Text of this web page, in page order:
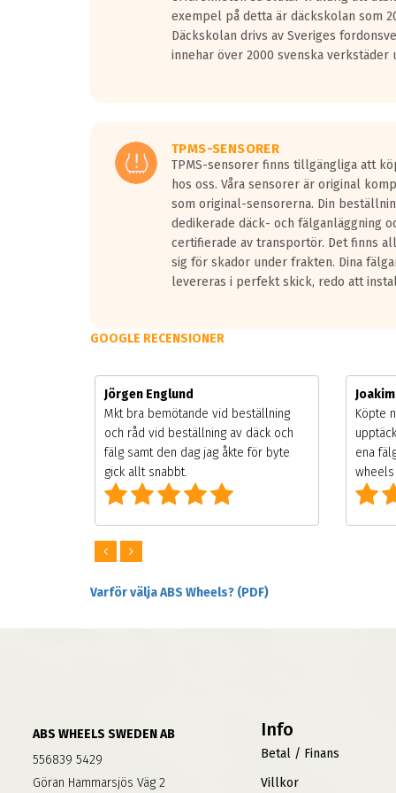
Vid körning i över 50km/h brukar
På däckmärkningen kommer det finnas en
medans de vita vågorna påvisar om det är ett tyst
Ett däck med tre svarta vågor uppnår de
exempel på detta är däckskolan som
Däckskolan drivs av Sveriges
innehar över 2000 svenska verkstäder
TPMS-SENSORER
TPMS-sensorer finns tillgängliga att
hos oss. Våra sensorer är original
som original-sensorerna. Din
dedikerade däck- och fälganläggning
certifierade av transportör. Det finns
sig för skador under frakten. Dina
levereras i perfekt skick, redo att
GOOGLE RECENSIONER
Jörgen Englund
Mkt bra bemötande vid beställning
och råd vid beställning av däck och
fälg samt den dag jag åkte för byte
gick allt snabbt.
Köpte
ena
Varför välja ABS Wheels? (PDF)
ABS WHEELS SWEDEN AB
556839 5429
Göran Hammarsjös Väg 2
Info
Betal / Finans
Villkor